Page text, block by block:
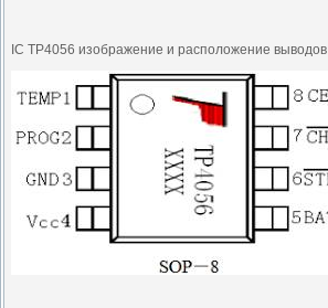
IC TP4056 изображение и расположение выводов